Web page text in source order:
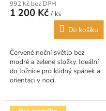
992 Kč bez DPH
1 200 Kč / ks
Do košíku
Červené noční světlo bez
modré a zelené složky. Ideální
do ložnice pro klidný spánek a
orientaci v noci.